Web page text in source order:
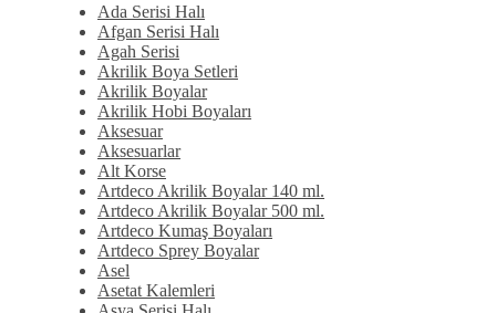
Ada Serisi Halı
Afgan Serisi Halı
Agah Serisi
Akrilik Boya Setleri
Akrilik Boyalar
Akrilik Hobi Boyaları
Aksesuar
Aksesuarlar
Alt Korse
Artdeco Akrilik Boyalar 140 ml.
Artdeco Akrilik Boyalar 500 ml.
Artdeco Kumaş Boyaları
Artdeco Sprey Boyalar
Asel
Asetat Kalemleri